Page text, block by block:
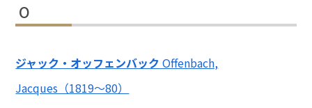
O
ジャック・オッフェンバック Offenbach,
Jacques（1819〜80）